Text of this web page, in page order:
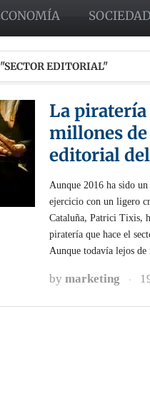
SOCIEDAD
"SECTOR EDITORIAL"
La piratería
millones de
editorial
Aunque 2016 ha sido
ejercicio con un ligero
Cataluña, Patrici Tixis,
piratería que hace el
Aunque todavía lejos
by marketing ·